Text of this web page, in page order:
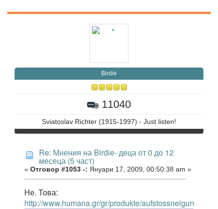
Birdie
11040
Sviatoslav Richter (1915-1997) - Just listen!
Re: Мнения на Birdie- деца от 0 до 12
месеца (5 част)
« Отговор #1053 -: Януари 17, 2009, 00:50:38 am »
Не. Това:
http://www.humana.gr/gr/produkte/aufstossneigung/